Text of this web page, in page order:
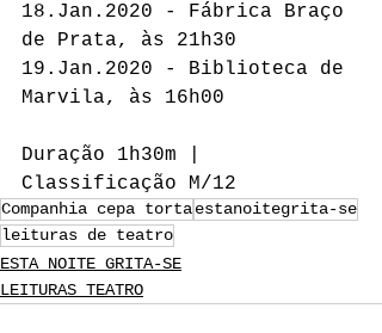
18.Jan.2020 - Fábrica Braço
de Prata, às 21h30
19.Jan.2020 - Biblioteca de
Marvila, às 16h00
Duração 1h30m |
Classificação M/12
Companhia cepa tortaestanoitegrita-se
leituras de teatro
ESTA NOITE GRITA-SE
LEITURAS TEATRO